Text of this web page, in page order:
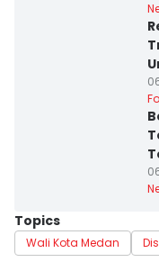
Topics
Wali Kota Medan